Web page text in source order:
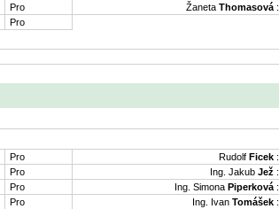
Pro Žaneta Thomasová :
Pro
Pro Rudolf Ficek :
Pro Ing. Jakub Jež :
Pro Ing. Simona Piperková:
Pro Ing. Ivan Tomášek :